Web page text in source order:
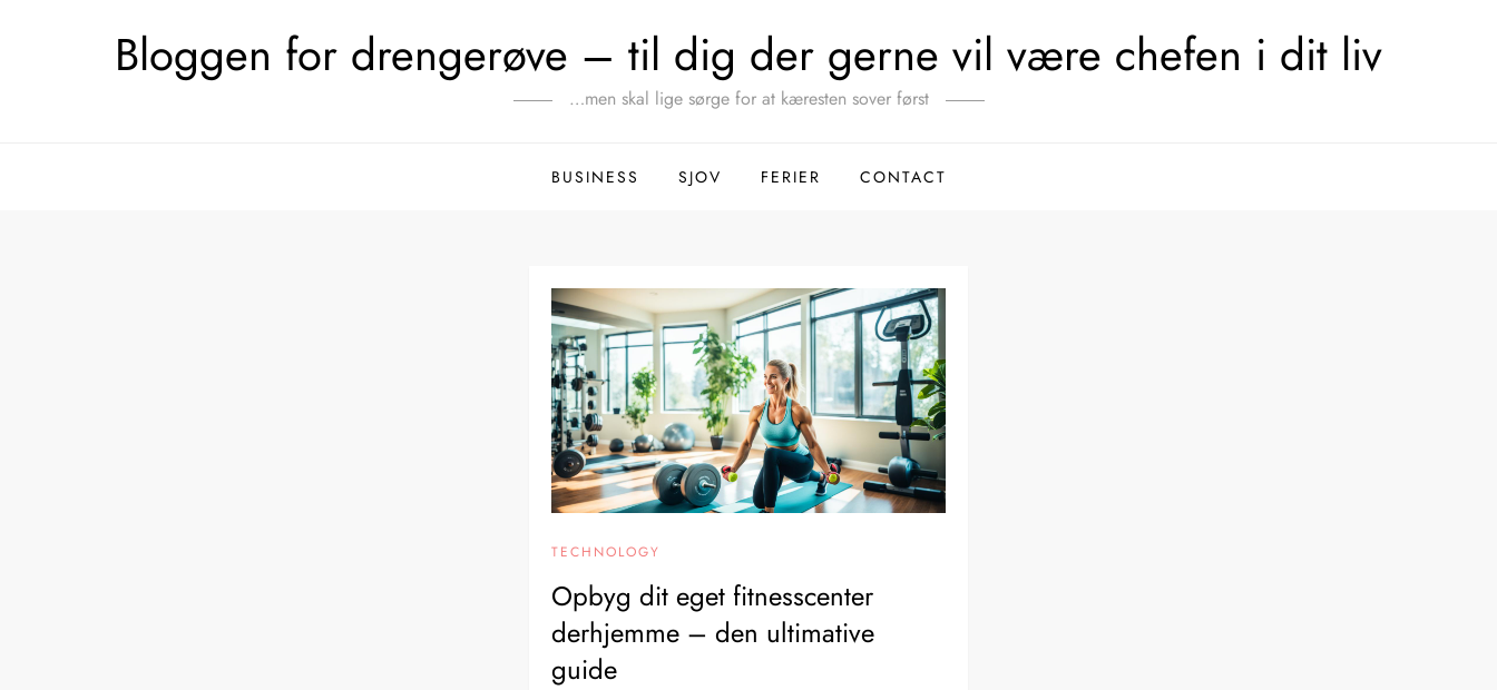
Bloggen for drengerøve – til dig der gerne vil være chefen i dit liv
…men skal lige sørge for at kæresten sover først
BUSINESS SJOV FERIER CONTACT
TECHNOLOGY
Opbyg dit eget fitnesscenter
derhjemme – den ultimative
guide